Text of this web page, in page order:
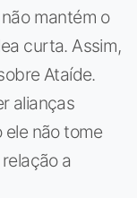
mantém o
curta. Assim,
Ataíde.
alianças
não tome
a